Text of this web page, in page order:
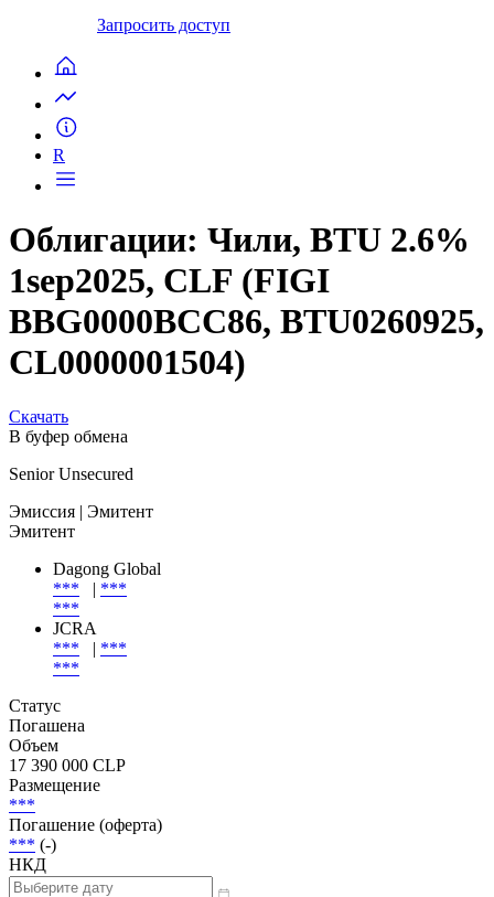
Запросить доступ
R
Облигации: Чили, BTU 2.6%
1sep2025, CLF (FIGI
BBG0000BCC86, BTU0260925,
CL0000001504)
Скачать
В буфер обмена
Senior Unsecured
Эмиссия | Эмитент
Эмитент
Dagong Global
***
| ***
***
JCRA
***
| ***
***
Статус
Погашена
Объем
17 390 000 CLP
Размещение
***
Погашение (оферта)
*** (-)
НКД